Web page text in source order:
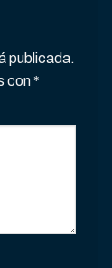
publicada.
con*